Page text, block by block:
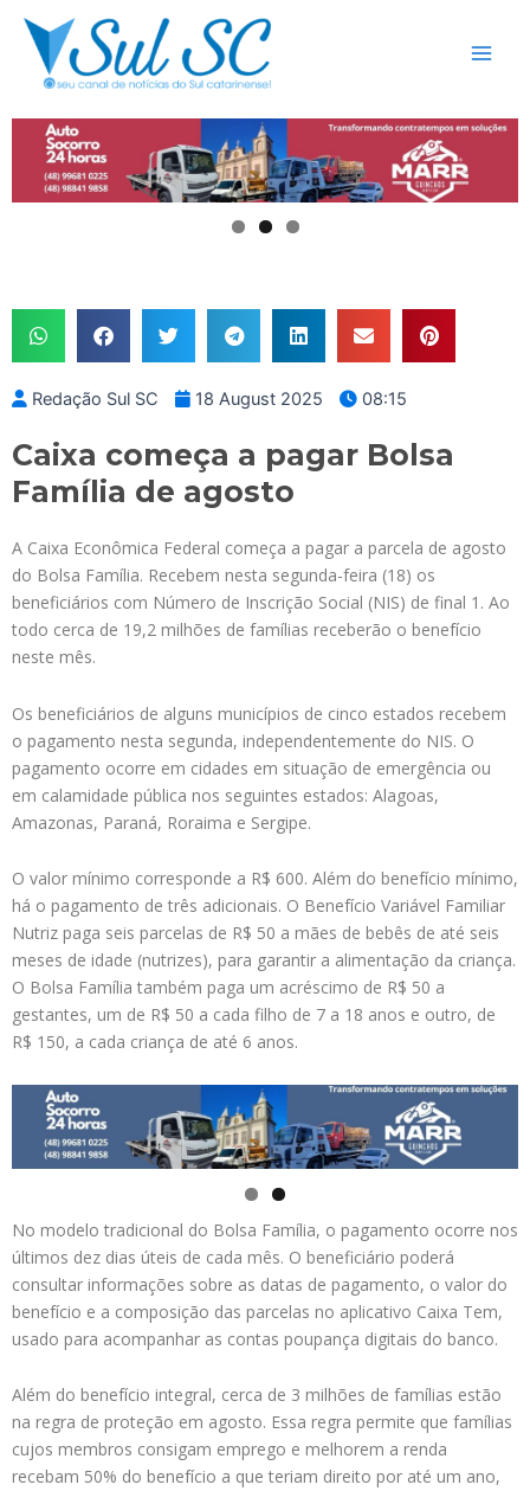
Skip
content
Redação Sul SC 18 August 2025 08:15
Caixa começa a pagar Bolsa
Família de agosto
A Caixa Econômica Federal começa a pagar a parcela de agosto
do Bolsa Família. Recebem nesta segunda-feira (18) os
beneficiários com Número de Inscrição Social (NIS) de final 1. Ao
todo cerca de 19,2 milhões de famílias receberão o benefício
neste mês.
Os beneficiários de alguns municípios de cinco estados recebem
o pagamento nesta segunda, independentemente do NIS. O
pagamento ocorre em cidades em situação de emergência ou
em calamidade pública nos seguintes estados: Alagoas,
Amazonas, Paraná, Roraima e Sergipe.
O valor mínimo corresponde a R$ 600. Além do benefício mínimo,
há o pagamento de três adicionais. O Benefício Variável Familiar
Nutriz paga seis parcelas de R$ 50 a mães de bebês de até seis
meses de idade (nutrizes), para garantir a alimentação da criança.
O Bolsa Família também paga um acréscimo de R$ 50 a
gestantes, um de R$ 50 a cada filho de 7 a 18 anos e outro, de
R$ 150, a cada criança de até 6 anos.
No modelo tradicional do Bolsa Família, o pagamento ocorre nos
últimos dez dias úteis de cada mês. O beneficiário poderá
consultar informações sobre as datas de pagamento, o valor do
benefício e a composição das parcelas no aplicativo Caixa Tem,
usado para acompanhar as contas poupança digitais do banco.
Além do benefício integral, cerca de 3 milhões de famílias estão
na regra de proteção em agosto. Essa regra permite que famílias
cujos membros consigam emprego e melhorem a renda
recebam 50% do benefício a que teriam direito por até um ano,